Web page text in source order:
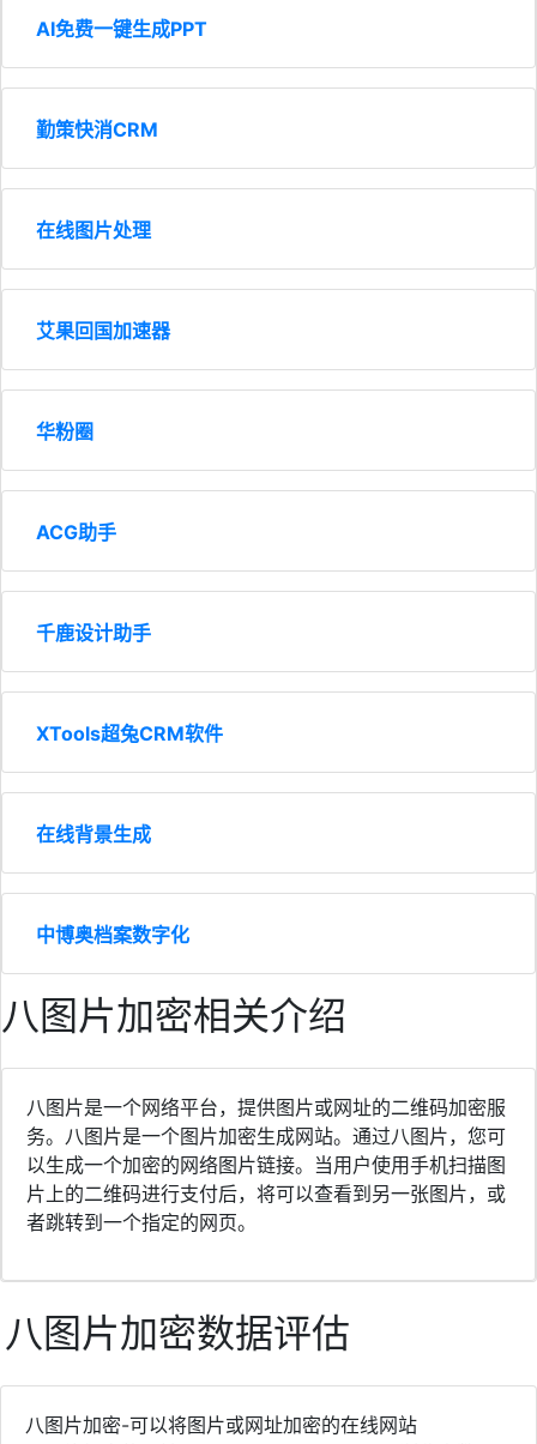
AI免费一键生成PPT
勤策快消CRM
在线图片处理
艾果回国加速器
华粉圈
ACG助手
千鹿设计助手
XTools超兔CRM软件
在线背景生成
中博奥档案数字化
八图片加密相关介绍
八图片是一个网络平台，提供图片或网址的二维码加密服
务。八图片是一个图片加密生成网站。通过八图片，您可
以生成一个加密的网络图片链接。当用户使用手机扫描图
片上的二维码进行支付后，将可以查看到另一张图片，或
者跳转到一个指定的网页。
八图片加密数据评估
八图片加密-可以将图片或网址加密的在线网站